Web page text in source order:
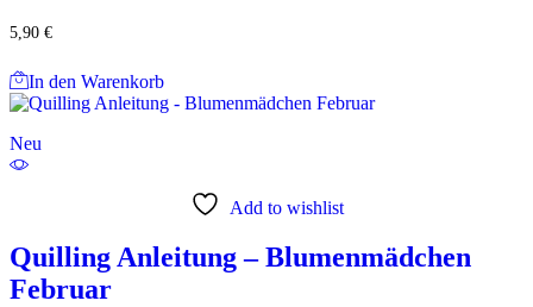
5,90 €
In den Warenkorb
Neu
Add to wishlist
Quilling Anleitung – Blumenmädchen
Februar